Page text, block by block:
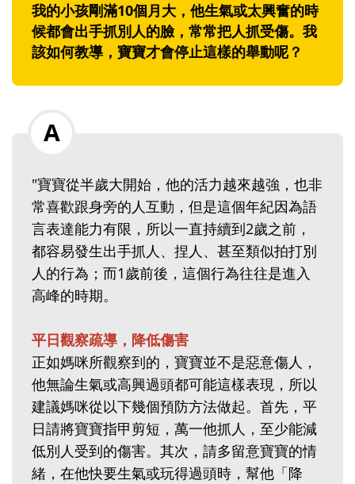
我的小孩剛滿10個月大，他生氣或太興奮的時
候都會出手抓別人的臉，常常把人抓受傷。我
該如何教導，寶寶才會停止這樣的舉動呢？
"寶寶從半歲大開始，他的活力越來越強，也非
常喜歡跟身旁的人互動，但是這個年紀因為語
言表達能力有限，所以一直持續到2歲之前，
都容易發生出手抓人、捏人、甚至類似拍打別
人的行為；而1歲前後，這個行為往往是進入
高峰的時期。
平日觀察疏導，降低傷害
正如媽咪所觀察到的，寶寶並不是惡意傷人，
他無論生氣或高興過頭都可能這樣表現，所以
建議媽咪從以下幾個預防方法做起。首先，平
日請將寶寶指甲剪短，萬一他抓人，至少能減
低別人受到的傷害。其次，請多留意寶寶的情
緒，在他快要生氣或玩得過頭時，幫他「降